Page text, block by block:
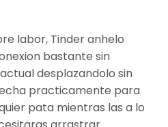
labor, Tinder anhelo
bastante sin
desplazandolo sin
practicamente para
pata mientras las a lo